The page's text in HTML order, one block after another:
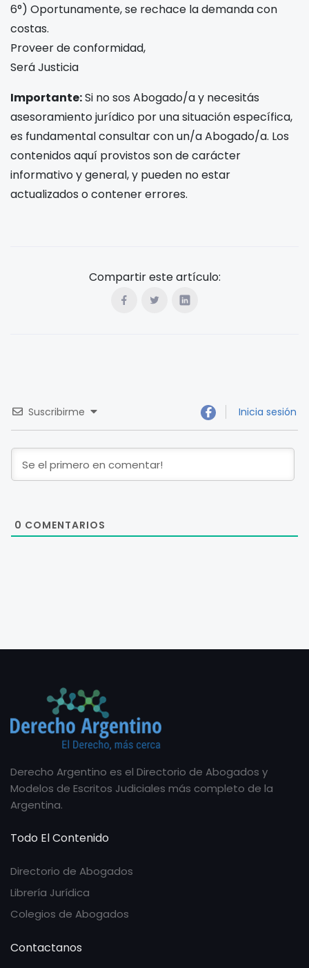
6°) Oportunamente, se rechace la demanda con
costas.
Proveer de conformidad,
Será Justicia
Importante:Si no sos Abogado/a y necesitás
asesoramiento jurídico por una situación específica,
es fundamental consultar con un/a Abogado/a. Los
contenidos aquí provistos son de carácter
informativo y general, y pueden no estar
actualizados o contener errores.
Compartir este artículo:
Suscribirme Inicia sesión
0 COMENTARIOS
Derecho Argentino es el Directorio de Abogados y
Modelos de Escritos Judiciales más completo de la
Argentina.
Todo El Contenido
Directorio de Abogados
Librería Jurídica
Colegios de Abogados
Contactanos